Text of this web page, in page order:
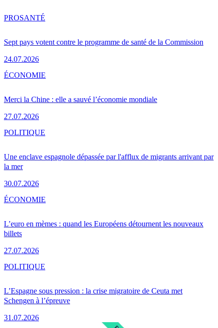
Sept pays votent contre le programme de santé de la Commission
24.07.2026
PROSANTÉ
Merci la Chine : elle a sauvé l’économie mondiale
27.07.2026
ÉCONOMIE
Une enclave espagnole dépassée par l'afflux de migrants arrivant par
la mer
30.07.2026
POLITIQUE
L’euro en mèmes : quand les Européens détournent les nouveaux
billets
27.07.2026
ÉCONOMIE
L’Espagne sous pression : la crise migratoire de Ceuta met
Schengen à l’épreuve
31.07.2026
POLITIQUE